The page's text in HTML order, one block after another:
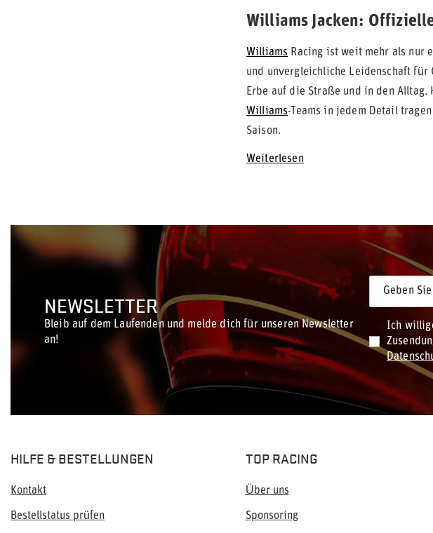
Williams Jacken:
Williams Racing ist weit mehr als nur
und unvergleichliche Leidenschaft
Erbe auf die Straße und in den
Williams-Teams in jedem Detail
Saison.
Weiterlesen
NEWSLETTER
Bleib auf dem Laufenden und melde dich für unseren Newsletter
an!
Geben
Ich
HILFE & BESTELLUNGEN
Kontakt
Bestellstatus prüfen
TOP RACING
Über uns
Sponsoring